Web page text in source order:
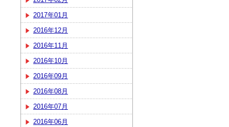
2017年01月
2016年12月
2016年11月
2016年10月
2016年09月
2016年08月
2016年07月
2016年06月